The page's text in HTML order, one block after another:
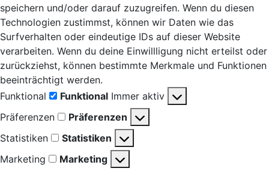
speichern und/oder darauf zuzugreifen. Wenn du diesen
Technologien zustimmst, können wir Daten wie das
Surfverhalten oder eindeutige IDs auf dieser Website
verarbeiten. Wenn du deine Einwillligung nicht erteilst oder
zurückziehst, können bestimmte Merkmale und Funktionen
beeinträchtigt werden.
Funktional
Funktional Immer aktiv
Präferenzen
Präferenzen
Statistiken
Statistiken
Marketing
Marketing